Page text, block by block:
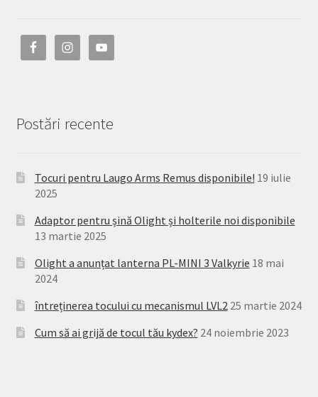
Postări recente
Tocuri pentru Laugo Arms Remus disponibile! 19 iulie
2025
Adaptor pentru șină Olight și holterile noi disponibile
13 martie 2025
Olight a anunțat lanterna PL-MINI 3 Valkyrie 18 mai
2024
întreținerea tocului cu mecanismul LVL2 25 martie 2024
Cum să ai grijă de tocul tău kydex? 24 noiembrie 2023